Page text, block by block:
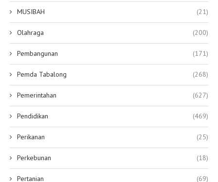
MUSIBAH (21)
Olahraga (200)
Pembangunan (171)
Pemda Tabalong (268)
Pemerintahan (627)
Pendidikan (469)
Perikanan (25)
Perkebunan (18)
Pertanian (69)